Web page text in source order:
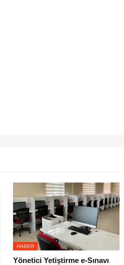
HABER
Yönetici Yetiştirme e-Sınavı